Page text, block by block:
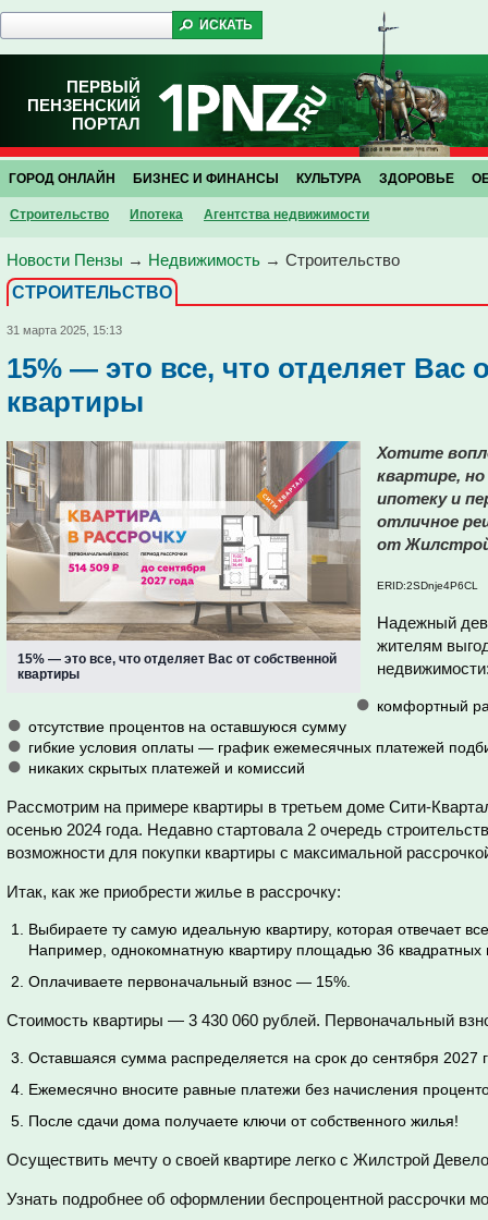
ПЕРВЫЙ
ПЕНЗЕНСКИЙ
ПОРТАЛ
ГОРОД ОНЛАЙН БИЗНЕС И ФИНАНСЫ КУЛЬТУРА ЗДОРОВЬЕ
Строительство Ипотека Агентства недвижимости
Новости Пензы → Недвижимость → Строительство
СТРОИТЕЛЬСТВО
31 марта 2025, 15:13
15% — это все, что отделяет Вас
квартиры
15% — это все, что отделяет Вас от собственной
квартиры
Хотите
квартире,
ипотеку и
отличное
от
ERID:2SDnje4P6CL
Надежный
жителям
комфортный
отсутствие процентов на оставшуюся сумму
гибкие условия оплаты — график ежемесячных платежей
никаких скрытых платежей и комиссий
Рассмотрим на примере квартиры в третьем доме Сити-
осенью 2024 года. Недавно стартовала 2 очередь
возможности для покупки квартиры с максимальной
Итак, как же приобрести жилье в рассрочку:
Выбираете ту самую идеальную квартиру, которая отвечает
Например, однокомнатную квартиру площадью 36 квадратных
Оплачиваете первоначальный взнос — 15%.
Стоимость квартиры — 3 430 060 рублей. Первоначальный
Оставшаяся сумма распределяется на срок до сентября 2027
Ежемесячно вносите равные платежи без начисления
После сдачи дома получаете ключи от собственного жилья!
Осуществить мечту о своей квартире легко с Жилстрой
Узнать подробнее об оформлении беспроцентной рассрочки